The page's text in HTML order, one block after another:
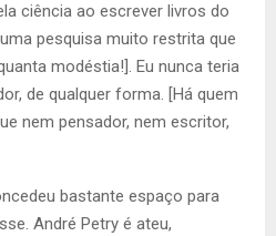
ciência ao escrever livros do
pesquisa muito restrita que
modéstia!]. Eu nunca teria
de qualquer forma. [Há quem
nem pensador, nem escritor,
bastante espaço para
André Petry é ateu,